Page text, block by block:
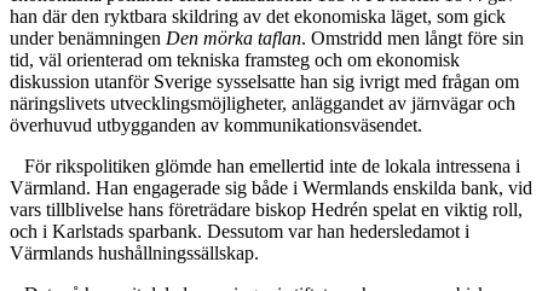
han där den ryktbara skildring av det ekonomiska läget, som gick
under benämningen Den mörka taflan. Omstridd men långt före sin
tid, väl orienterad om tekniska framsteg och om ekonomisk
diskussion utanför Sverige sysselsatte han sig ivrigt med frågan om
näringslivets utvecklingsmöjligheter, anläggandet av järnvägar och
överhuvud utbygganden av kommunikationsväsendet.
För rikspolitiken glömde han emellertid inte de lokala intressena i
Värmland. Han engagerade sig både i Wermlands enskilda bank, vid
vars tillblivelse hans företrädare biskop Hedrén spelat en viktig roll,
och i Karlstads sparbank. Dessutom var han hedersledamot i
Värmlands hushållningssällskap.